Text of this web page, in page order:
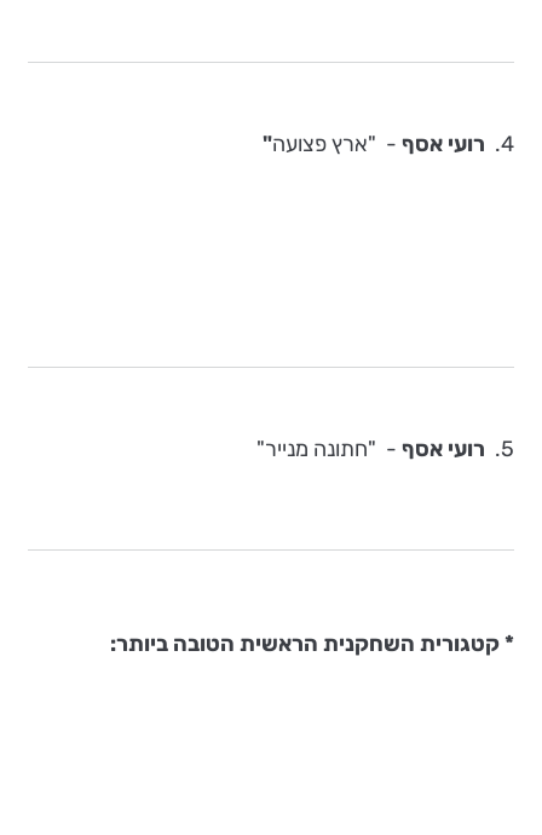
4. רועי אסף - "ארץ פצועה"
5. רועי אסף - "חתונה מנייר"
* קטגורית השחקנית הראשית הטובה ביותר: